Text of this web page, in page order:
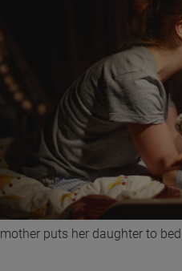
mother puts her daughter to